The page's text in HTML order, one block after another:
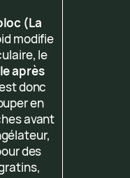
(La
modifie
le
après
donc
en
avant
des